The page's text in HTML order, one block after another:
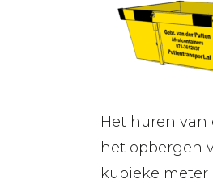
Het huren van
het opbergen
kubieke